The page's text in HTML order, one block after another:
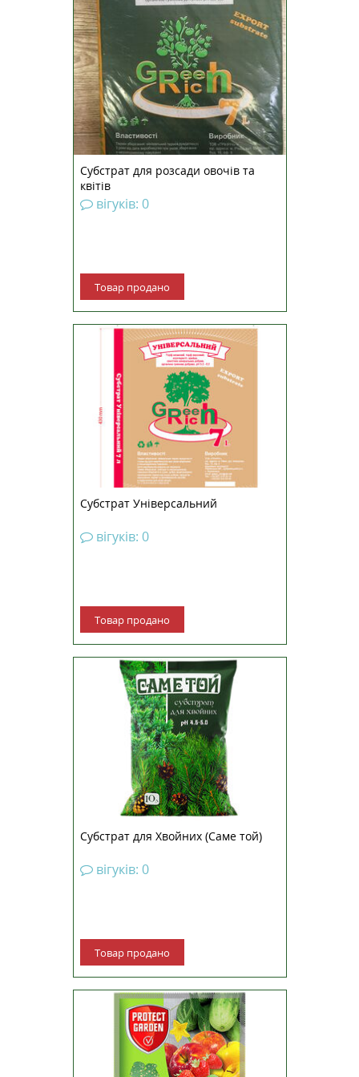
Субстрат для розсади овочів та
квітів
вігуків: 0
Товар продано
Субстрат Універсальний
вігуків: 0
Товар продано
Субстрат Саме Той® для хвойних
— повністю готовий поживний
субстрат для хвойних рослин.
Виробляється із суміші
високоякісних торфів із
додаванням підкислювача
природного походження, має
підвищений вміст заліза.
Субстрат...
Субстрат для Хвойних (Саме той)
вігуків: 0
Товар продано
Магнікур Буст (Альєтт) –
системний фунгіцид для захисту
огірків, цибулі, хмелю, ріпака від
переноспорозу (несправжньої
борошнистої роси), суниць від
фітофторозної гнилі плодів.